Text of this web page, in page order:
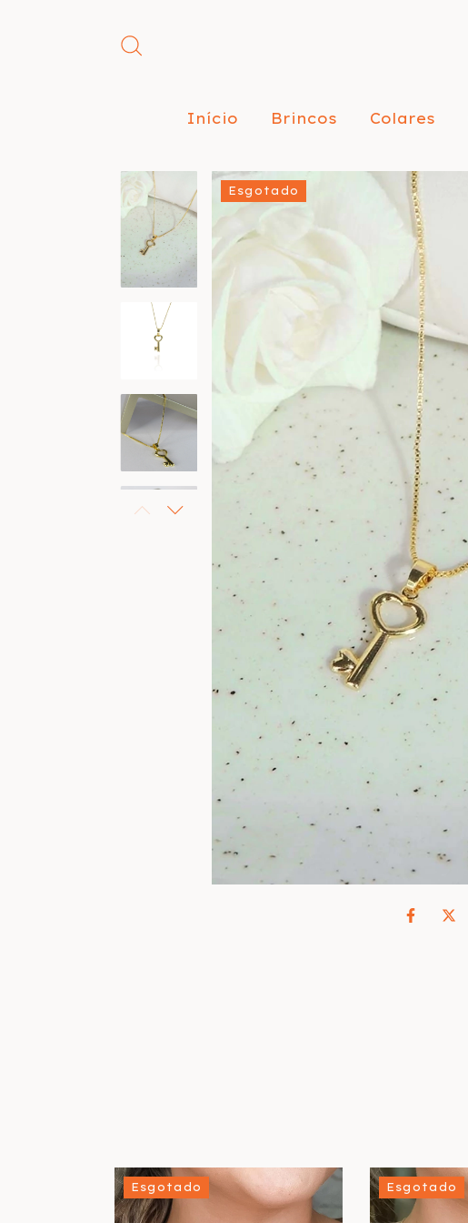
Início Brincos Colares
Esgotado
Esgotado Esgotado